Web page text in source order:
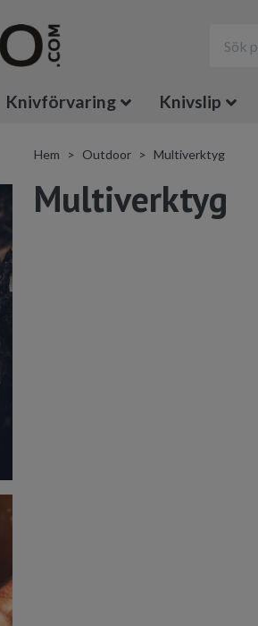
Knivförvaring Knivslip
Hem Outdoor Multiverktyg
Multiverktyg